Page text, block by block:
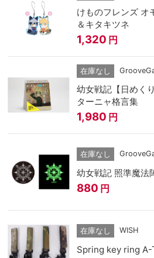
けものフレンズ オ
＆キタキツネ
1,320 円
在庫なし
幼女戦記【日めく
ターニャ格言集
1,980 円
在庫なし
幼女戦記 照準魔法
880 円
在庫なし WISH
Spring key ring A-